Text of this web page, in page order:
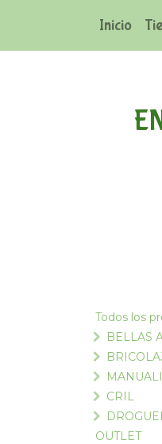
Inicio
Todos los
BELLAS
CRIL
OUTLET